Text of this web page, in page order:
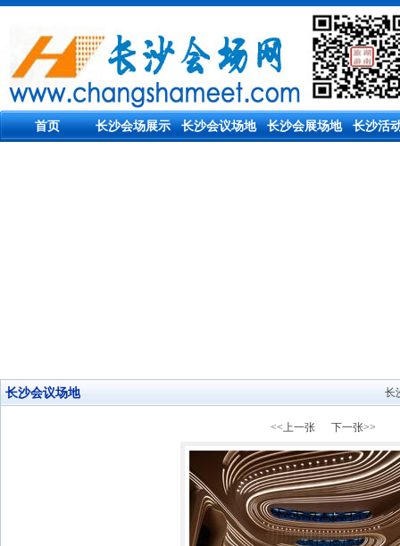
首页 长沙会场展示 长沙会议场地 长沙会展场地 长沙活
长沙会议场地 长
<<上一张 下一张>>